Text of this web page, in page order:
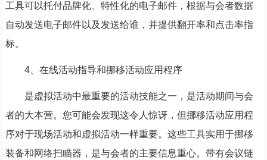
工具可以托付品牌化、特性化的电子邮件，根据与会者数据
自动发送电子邮件以及发送给谁，并提供翻开率和点击率指
标。
4、在线活动指导和挪移活动应用程序
是虚拟活动中最重要的活动技能之一，是活动期间与会
者的大本营。您可能会发现这令人惊讶，但挪移活动应用程
序对于现场活动和虚拟活动一样重要。这些工具实用于挪移
装备和网络扫瞄器，是与会者的主要信息重心。带有会议链